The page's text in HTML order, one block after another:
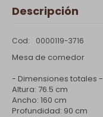
Descripción
0000119-3716
Mesa de comedor
- Dimensiones totales -
Altura: 76.5 cm
Ancho: 160 cm
Profundidad: 90 cm